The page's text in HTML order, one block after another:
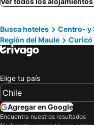
Busca hoteles Centro- y
Región del Maule
Curicó
Elige tu país
Agregar en Google
Encuentra nuestros resultados